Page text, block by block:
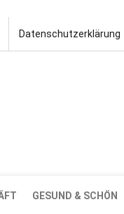
Datenschutzerklärung
GESUND & SCHÖN